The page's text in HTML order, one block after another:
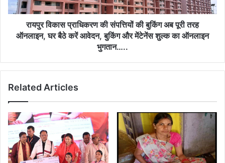
रायपुर विकास प्राधिकरण की संपत्तियों की बुकिंग अब पूरी तरह
ऑनलाइन, घर बैठे करें आवेदन, बुकिंग और मेंटेनेंस शुल्क का ऑनलाइन
भुगतान…..
Related Articles